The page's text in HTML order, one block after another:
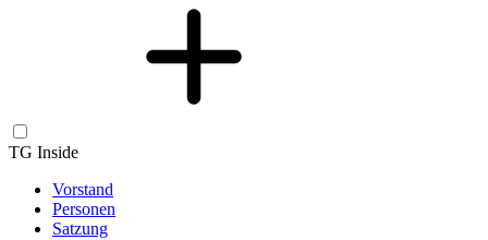
TG Inside
Vorstand
Personen
Satzung